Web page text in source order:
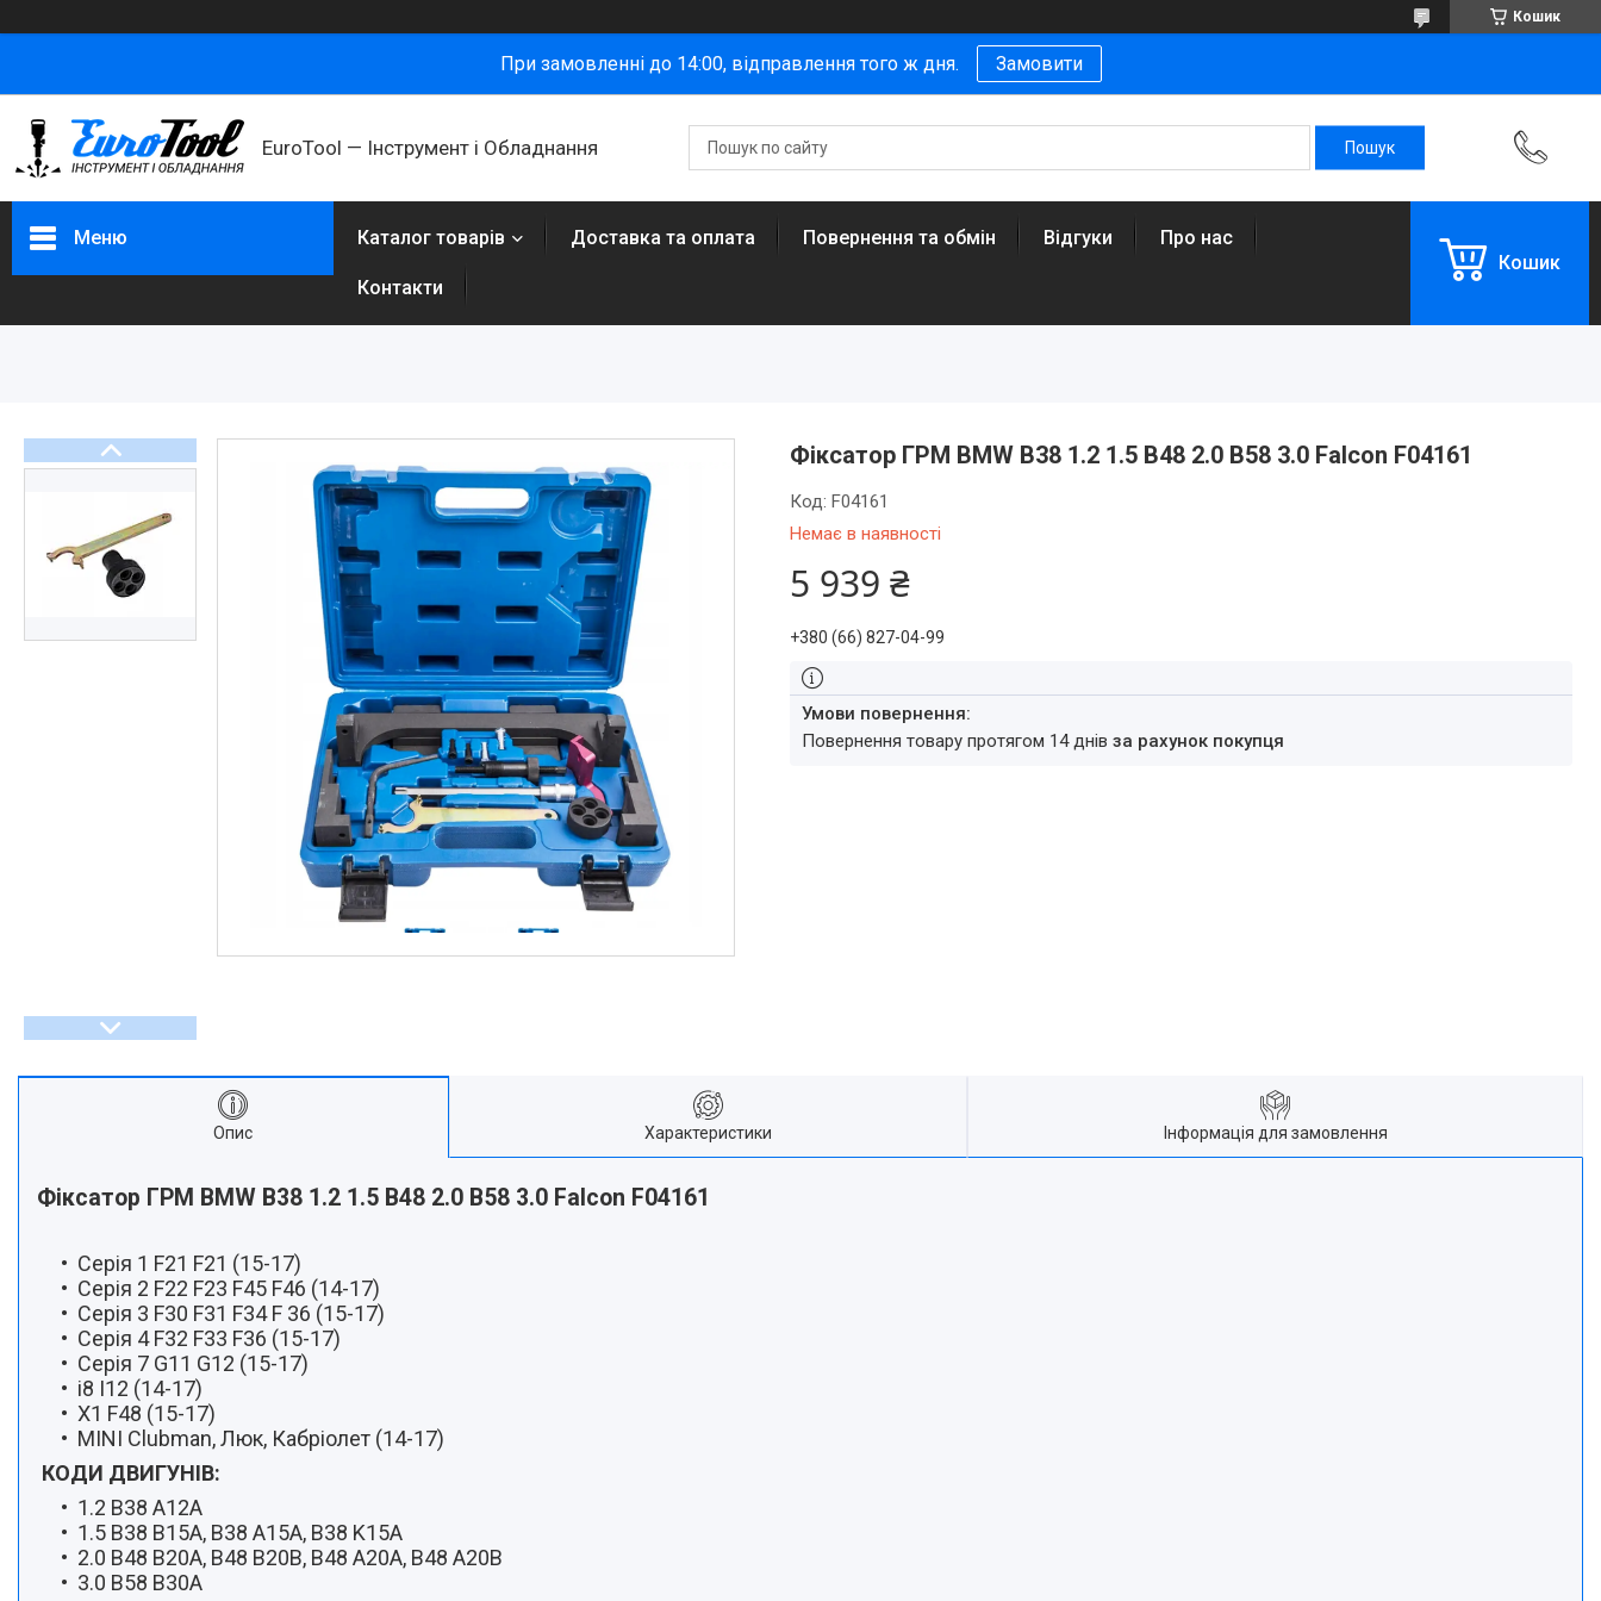
Кошик
При замовленні до 14:00, відправлення того ж дня. Замовити
ㅤEuroTool — Інструмент і Обладнання
Меню Каталог товарів Доставка та оплата Повернення та обмін Відгуки Про нас
Контакти
Кошик
Фіксатор ГРМ BMW B38 1.2 1.5 B48 2.0 B58 3.0 Falcon F04161
Немає в наявності
Код: F04161
5 939 ₴
+380 (66) 827-04-99
повернення товару протягом 14 днів за рахунок покупця
Опис Характеристики Інформація для замовлення
Фіксатор ГРМ BMW B38 1.2 1.5 B48 2.0 B58 3.0 Falcon F04161
Серія 1 F21 F21 (15-17)
Серія 2 F22 F23 F45 F46 (14-17)
Серія 3 F30 F31 F34 F 36 (15-17)
Серія 4 F32 F33 F36 (15-17)
Серія 7 G11 G12 (15-17)
i8 I12 (14-17)
X1 F48 (15-17)
MINI Clubman, Люк, Кабріолет (14-17)
КОДИ ДВИГУНІВ:
1.2 B38 A12A
1.5 B38 B15A, B38 A15A, B38 K15A
2.0 B48 B20A, B48 B20B, B48 A20A, B48 A20B
3.0 B58 B30A